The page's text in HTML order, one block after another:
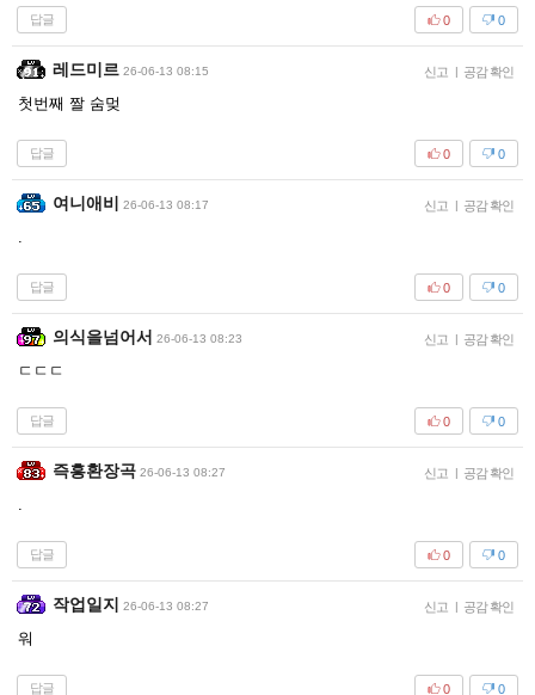
답글 0
0
레드미르 26-06-13 08:15 신고 | 공감 확인
첫번째 짤 숨멎
답글 0
0
여니애비 26-06-13 08:17 신고 | 공감 확인
.
답글 0
0
의식을넘어서 26-06-13 08:23 신고 | 공감 확인
ㄷㄷㄷ
답글 0
0
즉흥환장곡 26-06-13 08:27 신고 | 공감 확인
.
답글 0
0
작업일지 26-06-13 08:27 신고 | 공감 확인
워
답글 0
0